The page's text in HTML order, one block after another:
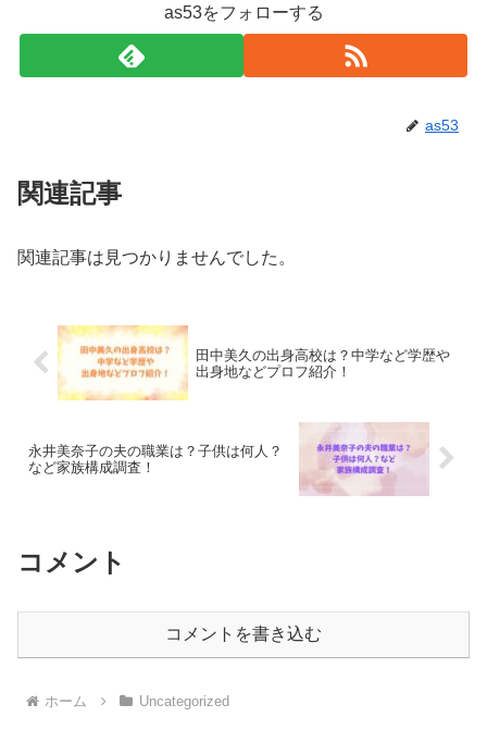
as53をフォローする
as53
関連記事
関連記事は見つかりませんでした。
田中美久の出身高校は？中学など学歴や
出身地などプロフ紹介！
永井美奈子の夫の職業は？子供は何人？
など家族構成調査！
コメント
コメントを書き込む
ホーム Uncategorized